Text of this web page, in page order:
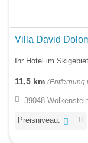
Villa David
Ihr Hotel im
11,5 km (Entfernung
39048
Preisniveau: